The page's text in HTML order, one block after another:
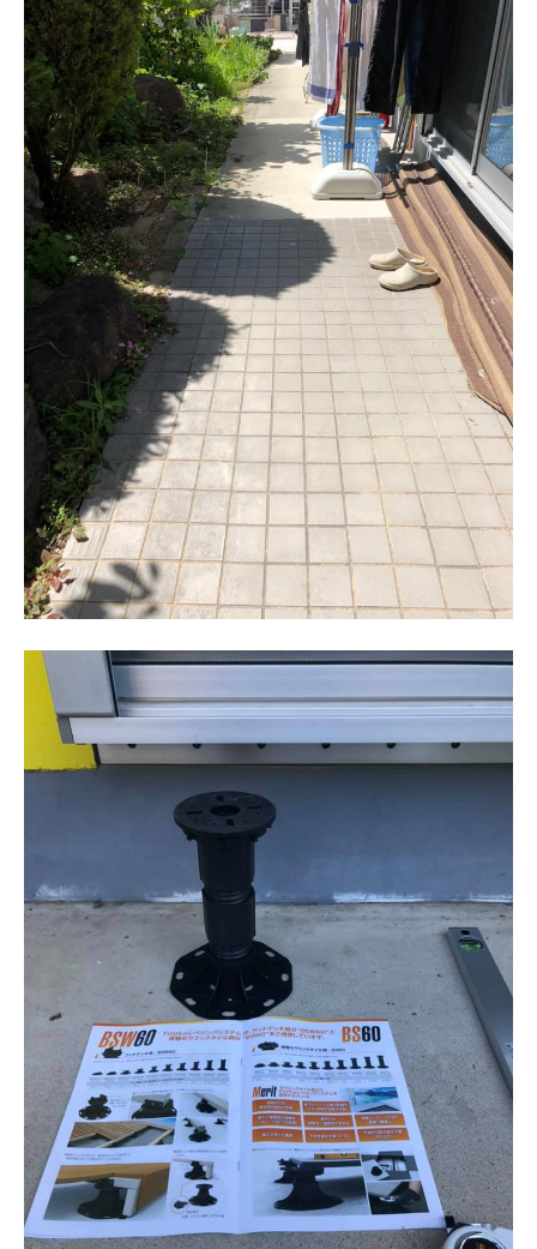
デジタルサインタイル
デザインタイル
輸入セラミックタイル